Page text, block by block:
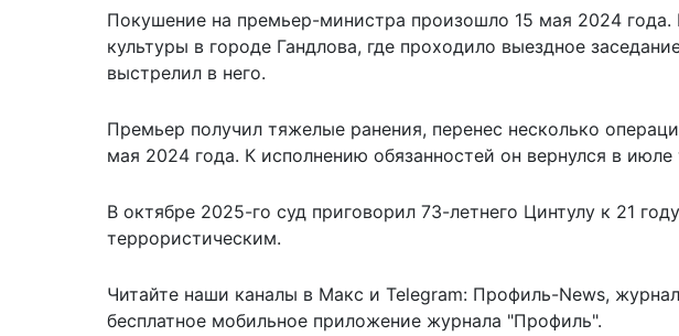
Покушение на премьер-министра произошло 15 мая 2024
культуры в городе Гандлова, где проходило выездное
выстрелил в него.
Премьер получил тяжелые ранения, перенес несколько
мая 2024 года. К исполнению обязанностей он вернулся в июле
В октябре 2025-го суд приговорил 73-летнего Цинтулу к 21
террористическим.
Читайте наши каналы в Макс и Telegram: Профиль-News,
бесплатное мобильное приложение журнала "Профиль".